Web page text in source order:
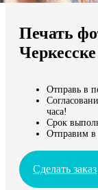
Мы доставляем
Продолжить без
Печать
Черкесске
Отправь в
часа!
Срок
Отправим
Сделать заказ